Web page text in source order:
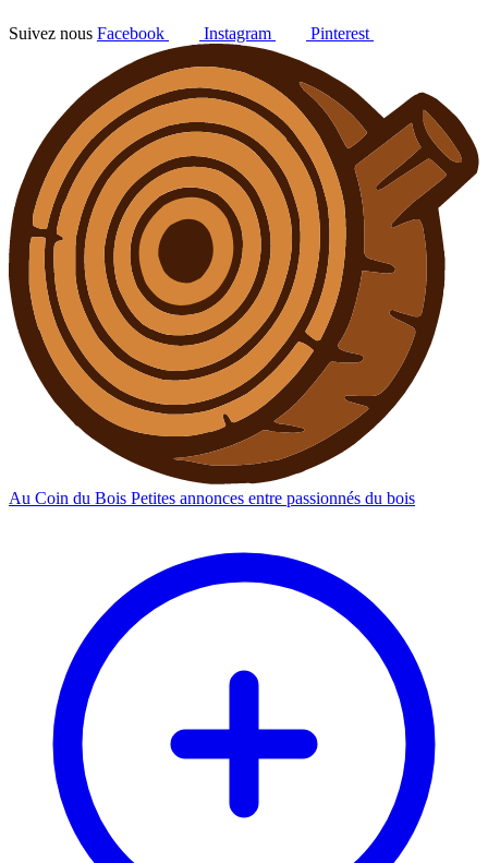
Suivez nous Facebook Instagram Pinterest
Au Coin du Bois Petites annonces entre passionnés du bois